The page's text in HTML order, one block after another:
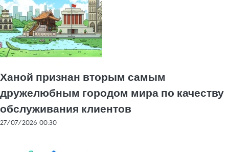
Ханой признан вторым самым
дружелюбным городом мира по качеству
обслуживания клиентов
27/07/2026 00:30